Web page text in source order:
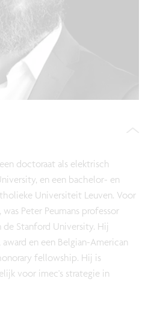
doctoraat als elektrisch
en een bachelor- en
Universiteit Leuven. Voor
Peter Peumans professor
de Stanford University. Hij
award en een Belgian-American
fellowship. Hij is
voor imec's strategie in